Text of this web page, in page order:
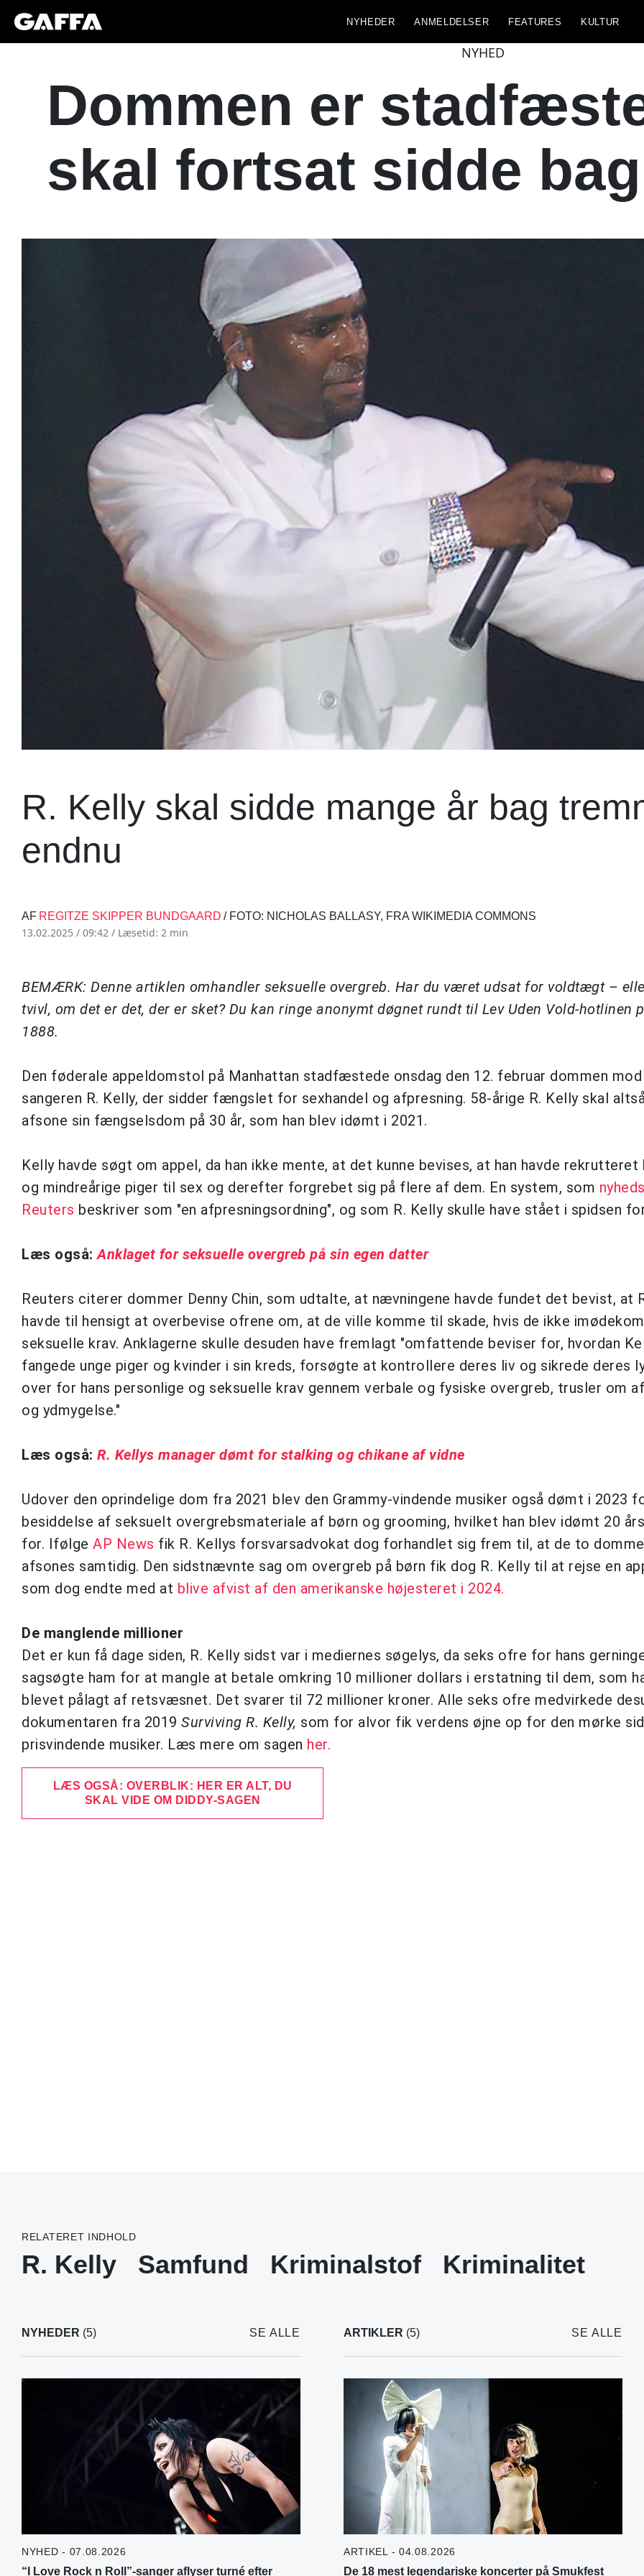
NYHEDER ANMELDELSER FEATURES KULTUR
NYHED
Dommen er
skal fortsat sidde
R. Kelly skal sidde mange år bag
endnu
AF REGITZE SKIPPER BUNDGAARD / FOTO: NICHOLAS BALLASY, FRA WIKIMEDIA COMMONS
13.02.2025 / 09:42 / Læsetid: 2 min
BEMÆRK: Denne artiklen omhandler seksuelle overgreb. Har du været udsat for voldtægt –
tvivl, om det er det, der er sket? Du kan ringe anonymt døgnet rundt til Lev Uden Vold-hotlinen
1888.
Den føderale appeldomstol på Manhattan stadfæstede onsdag den 12. februar dommen
sangeren R. Kelly, der sidder fængslet for sexhandel og afpresning. 58-årige R. Kelly skal
afsone sin fængselsdom på 30 år, som han blev idømt i 2021.
Kelly havde søgt om appel, da han ikke mente, at det kunne bevises, at han havde rekrutteret
og mindreårige piger til sex og derefter forgrebet sig på flere af dem. En system, som
Reuters beskriver som "en afpresningsordning", og som R. Kelly skulle have stået i spidsen
Læs også:Anklaget for seksuelle overgreb på sin egen datter
Reuters citerer dommer Denny Chin, som udtalte, at nævningene havde fundet det bevist, at
havde til hensigt at overbevise ofrene om, at de ville komme til skade, hvis de ikke
seksuelle krav. Anklagerne skulle desuden have fremlagt "omfattende beviser for, hvordan
fangede unge piger og kvinder i sin kreds, forsøgte at kontrollere deres liv og sikrede deres
over for hans personlige og seksuelle krav gennem verbale og fysiske overgreb, trusler om
og ydmygelse."
Læs også: R. Kellys manager dømt for stalking og chikane af vidne
Udover den oprindelige dom fra 2021 blev den Grammy-vindende musiker også dømt i 2023
besiddelse af seksuelt overgrebsmateriale af børn og grooming, hvilket han blev idømt 20
for. Ifølge AP News fik R. Kellys forsvarsadvokat dog forhandlet sig frem til, at de to
afsones samtidig. Den sidstnævnte sag om overgreb på børn fik dog R. Kelly til at rejse en
som dog endte med at blive afvist af den amerikanske højesteret i 2024.
De manglende millioner
Det er kun få dage siden, R. Kelly sidst var i mediernes søgelys, da seks ofre for hans
sagsøgte ham for at mangle at betale omkring 10 millioner dollars i erstatning til dem, som
blevet pålagt af retsvæsnet. Det svarer til 72 millioner kroner. Alle seks ofre medvirkede
dokumentaren fra 2019 Surviving R. Kelly, som for alvor fik verdens øjne op for den mørke
prisvindende musiker. Læs mere om sagen her.
LÆS OGSÅ: OVERBLIK: HER ER ALT, DU
SKAL VIDE OM DIDDY-SAGEN
RELATERET INDHOLD
R. Kelly Samfund Kriminalstof Kriminalitet
NYHEDER (5) SE ALLE
NYHED - 07.08.2026
“I Love Rock n Roll”-sanger aflyser turné efter
ARTIKLER (5) SE ALLE
ARTIKEL - 04.08.2026
De 18 mest legendariske koncerter på Smukfest